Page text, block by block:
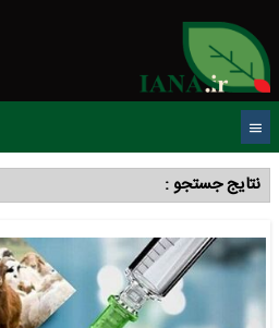
نتایج جستجو :